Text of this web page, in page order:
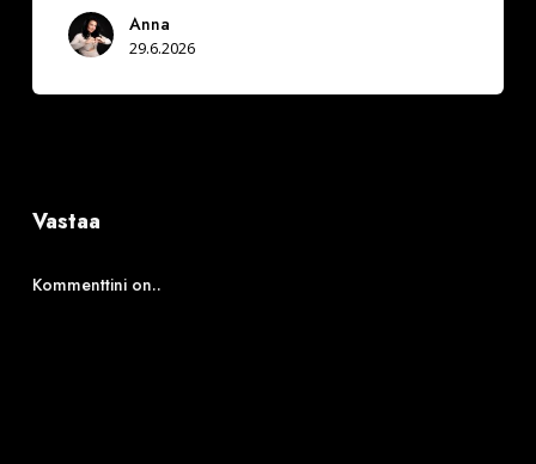
Anna
29.6.2026
Vastaa
Kommenttini on..